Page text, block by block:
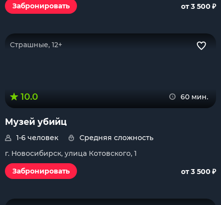
Забронировать
от 3 500 ₽
Страшные, 12+
10.0 60 мин.
Музей убийц
1-6 человек
Средняя сложность
г. Новосибирск, улица Котовского, 1
Забронировать
от 3 500 ₽